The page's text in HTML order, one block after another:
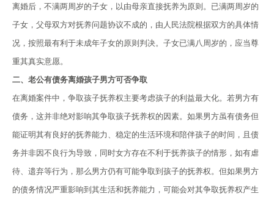
离婚后，不满两周岁的子女，以由母亲直接抚养为原则。已满两周岁的
子女，父母双方对抚养问题协议不成的，由人民法院根据双方的具体情
况，按照最有利于未成年子女的原则判决。子女已满八周岁的，应当尊
重其真实意愿。
二、老公有债务离婚孩子男方可否争取
在离婚案件中，争取孩子抚养权主要考虑孩子的利益最大化。若男方有
债务，这并非绝对影响其争取孩子抚养权的因素。如果男方虽有债务但
能证明其有良好的抚养能力、稳定的生活环境和陪伴孩子的时间，且债
务并非因不良行为导致，同时女方存在不利于抚养孩子的情形，如有虐
待、遗弃等行为，那么男方仍有可能争取到孩子的抚养权。但如果男方
的债务情况严重影响到其生活和抚养能力，可能会对其争取抚养权产生